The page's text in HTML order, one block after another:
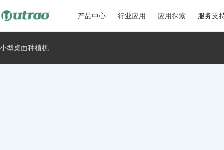
产品中心 行业应用 应用探索 服务支
小型桌面种植机